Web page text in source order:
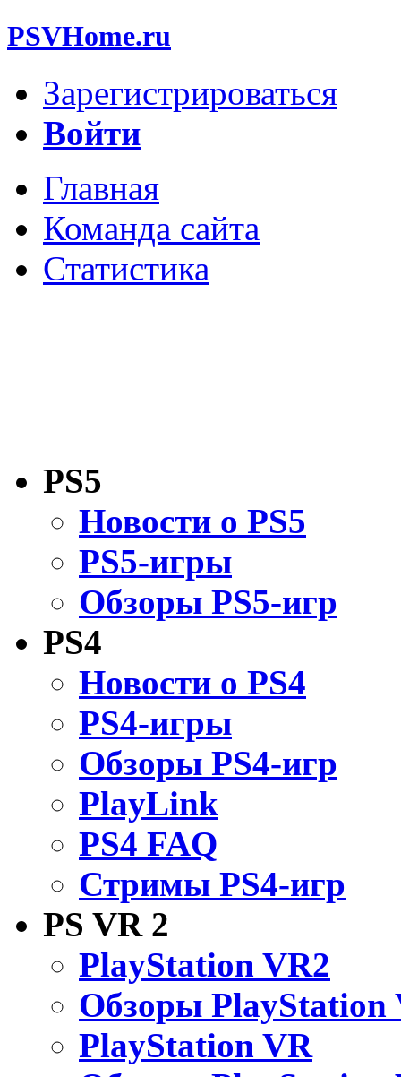
PSVHome.ru
Зарегистрироваться
Войти
Главная
Команда сайта
Статистика
PS5
Новости о PS5
PS5-игры
Обзоры PS5-игр
PS4
Новости о PS4
PS4-игры
Обзоры PS4-игр
PlayLink
PS4 FAQ
Стримы PS4-игр
PS VR 2
PlayStation VR2
Обзоры PlayStation
PlayStation VR